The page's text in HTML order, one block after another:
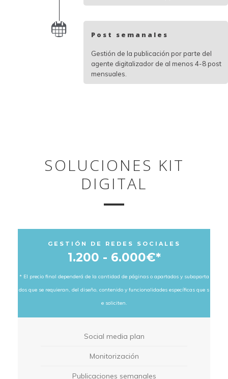
Post semanales
Gestión de la publicación por parte del
agente digitalizador de al menos 4-8 post
mensuales.
SOLUCIONES KIT
DIGITAL
GESTIÓN DE REDES SOCIALES
1.200 - 6.000€*
* El precio final dependerá de la cantidad de páginas o apartados y subaparta
dos que se requieran, del diseño, contenido y funcionalidades específicas que s
e soliciten.
Social media plan
Monitorización
Publicaciones semanales